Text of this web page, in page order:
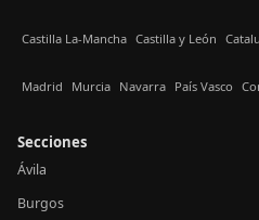
Castilla La-Mancha Castilla y León
Madrid Murcia Navarra País Vasco
Secciones
Ávila
Burgos